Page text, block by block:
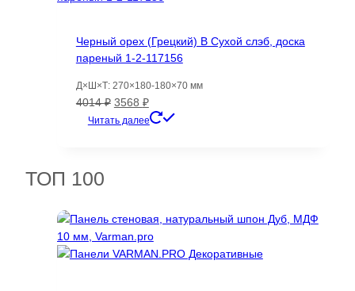
Черный орех (Грецкий) B Сухой слэб, доска
пареный 1-2-117156
Д×Ш×Т: 270×180-180×70 мм
4014₽ Первоначальная
цена
3568 ₽Текущая
цена:
Читать далее
ТОП 100